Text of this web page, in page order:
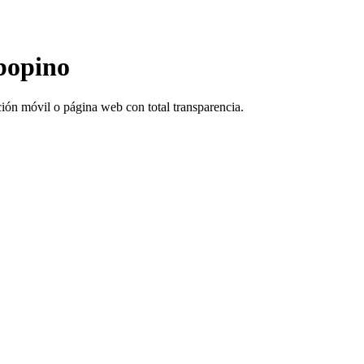
móvil o página web con total transparencia.